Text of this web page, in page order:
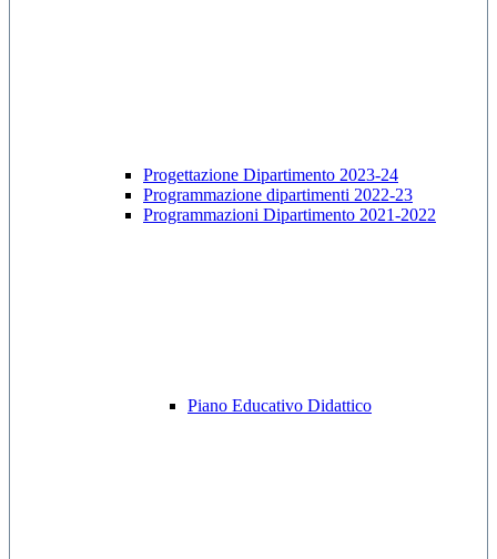
Progettazione Dipartimento 2023-24
Programmazione dipartimenti 2022-23
Programmazioni Dipartimento 2021-2022
Piano Educativo Didattico